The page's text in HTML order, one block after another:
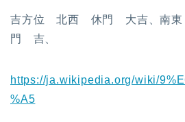
吉方位 北西 休門 大吉、南
門 吉、
https://ja.wikipedia.org/wiki/
%A5